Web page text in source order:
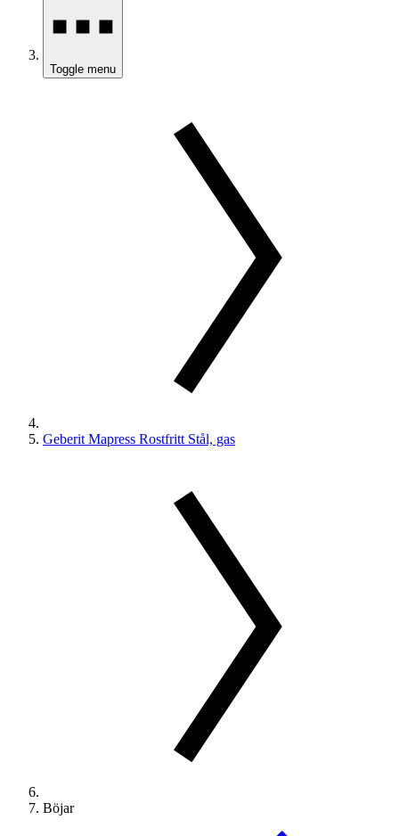
Toggle menu
Geberit Mapress Rostfritt Stål, gas
Böjar